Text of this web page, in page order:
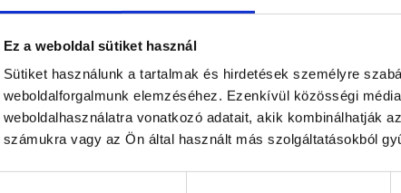
Ez a weboldal sütiket használ
Sütiket használunk a tartalmak és hirdetések személyre
weboldalforgalmunk elemzéséhez. Ezenkívül közösségi
weboldalhasználatra vonatkozó adatait, akik kombinálhatják
számukra vagy az Ön által használt más szolgáltatásokból